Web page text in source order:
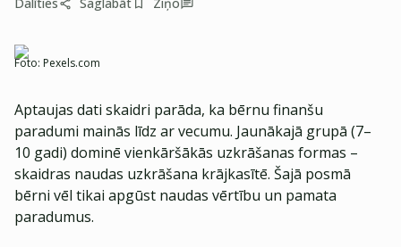
Foto: Pexels.com
Aptaujas dati skaidri parāda, ka bērnu finanšu
paradumi mainās līdz ar vecumu. Jaunākajā grupā (7–
10 gadi) dominē vienkāršākās uzkrāšanas formas –
skaidras naudas uzkrāšana krājkasītē. Šajā posmā
bērni vēl tikai apgūst naudas vērtību un pamata
paradumus.